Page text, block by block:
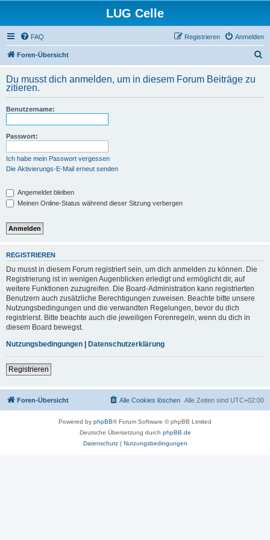
LUG Celle
FAQ Anmelden
Registrieren
Foren-Übersicht
h
Du musst dich anmelden, um in diesem Forum Beiträge zu
zitieren.
Benutzername:
Passwort:
Ich habe mein Passwort vergessen
Die Aktivierungs-E-Mail erneut senden
Angemeldet bleiben
Meinen Online-Status während dieser Sitzung verbergen
REGISTRIEREN
Du musst in diesem Forum registriert sein, um dich anmelden zu können. Die
Registrierung ist in wenigen Augenblicken erledigt und ermöglicht dir, auf
weitere Funktionen zuzugreifen. Die Board-Administration kann registrierten
Benutzern auch zusätzliche Berechtigungen zuweisen. Beachte bitte unsere
Nutzungsbedingungen und die verwandten Regelungen, bevor du dich
registrierst. Bitte beachte auch die jeweiligen Forenregeln, wenn du dich in
diesem Board bewegst.
Nutzungsbedingungen | Datenschutzerklärung
Registrieren
Foren-Übersicht Alle Zeiten sind UTC+02:00
Alle Cookies löschen
Powered by phpBB® Forum Software © phpBB Limited
Deutsche Übersetzung durch phpBB.de
Datenschutz| Nutzungsbedingungen